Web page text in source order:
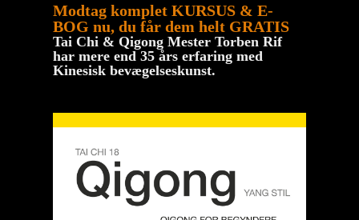
Modtag komplet KURSUS & E-
BOG nu, du får dem helt GRATIS
Tai Chi & Qigong Mester Torben Rif
har mere end 35 års erfaring med
Kinesisk bevægelseskunst.